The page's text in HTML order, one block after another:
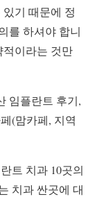
기 때문에 정
를 하셔야 합니
적이라는 것만
임플란트 후기,
(맘카페, 지역
트 치과 10곳의
치과 싼곳에 대